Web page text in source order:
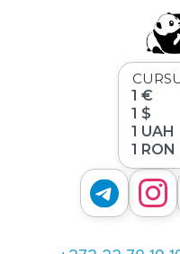
1 €
1 $
1 UAH
1 RON